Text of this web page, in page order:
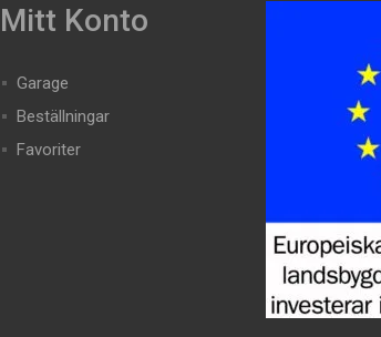
Mitt Konto
Garage
Beställningar
Favoriter